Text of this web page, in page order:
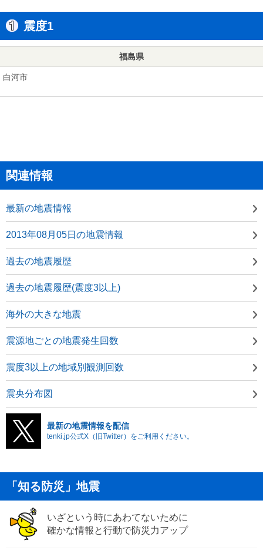
震度1
福島県
白河市
関連情報
最新の地震情報
2013年08月05日の地震情報
過去の地震履歴
過去の地震履歴(震度3以上)
海外の大きな地震
震源地ごとの地震発生回数
震度3以上の地域別観測回数
震央分布図
最新の地震情報を配信
tenki.jp公式X（旧Twitter）をご利用ください。
「知る防災」地震
いざという時にあわてないために
確かな情報と行動で防災力アップ